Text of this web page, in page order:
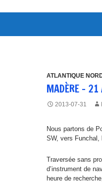
ATLANTIQUE
MADÈRE –
2013-07-31
Nous partons de
SW, vers Funchal,
Traversée sans
d’instrument de
heure de